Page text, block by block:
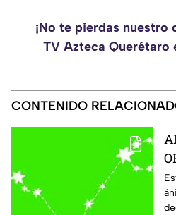
¡No te pierdas nuestro
TV Azteca Querétaro
CONTENIDO